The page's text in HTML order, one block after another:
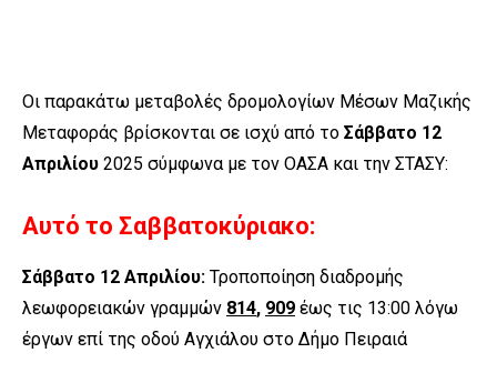
Οι παρακάτω μεταβολές δρομολογίων Μέσων Μαζικής
Μεταφοράς βρίσκονται σε ισχύ από το Σάββατο 12
Απριλίου 2025 σύμφωνα με τον ΟΑΣΑ και την ΣΤΑΣΥ:
Αυτό το Σαββατοκύριακο:
Σάββατο 12 Απριλίου: Τροποποίηση διαδρομής
λεωφορειακών γραμμών 814, 909 έως τις 13:00 λόγω
έργων επί της οδού Αγχιάλου στο Δήμο Πειραιά